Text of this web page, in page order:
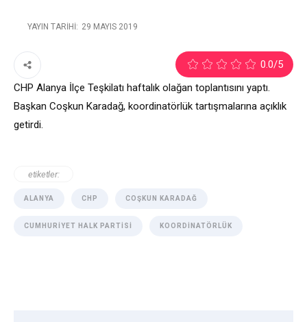
YAYIN TARIHI: 29 MAYIS 2019
0.0/5
CHP Alanya İlçe Teşkilatı haftalık olağan toplantısını yaptı.
Başkan Coşkun Karadağ, koordinatörlük tartışmalarına açıklık
getirdi.
etiketler:
ALANYA CHP COŞKUN KARADAĞ
CUMHURIYET HALK PARTISI KOORDINATÖRLÜK